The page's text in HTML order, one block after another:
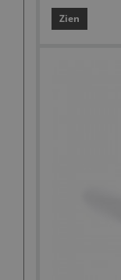
Zien